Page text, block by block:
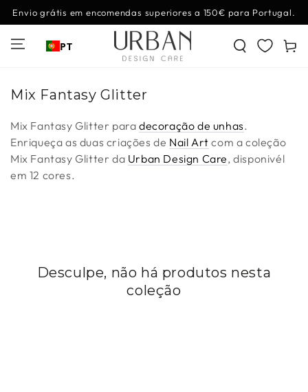
IR PARA O
CONTEÚDO
Envio grátis em encomendas superiores a 150€ para Portugal.
PT
Coleção:
Mix Fantasy Glitter
Mix Fantasy Glitter para decoração de unhas.
Enriqueça as duas criações de Nail Art com a coleção
Mix Fantasy Glitter da Urban Design Care, disponivél
em 12 cores.
Desculpe, não há produtos nesta
coleção